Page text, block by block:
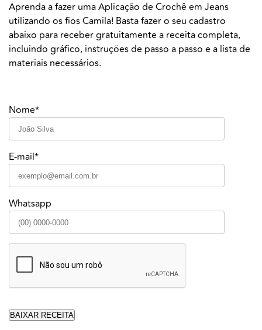
Aprenda a fazer uma Aplicação de Crochê em Jeans
utilizando os fios Camila! Basta fazer o seu cadastro
abaixo para receber gratuitamente a receita completa,
incluindo gráfico, instruções de passo a passo e a lista de
materiais necessários.
Nome*
E-mail*
Whatsapp